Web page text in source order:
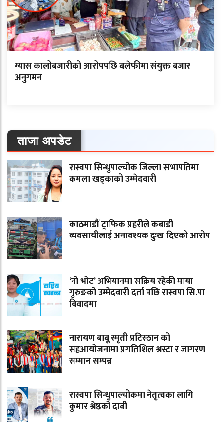
ग्यास कालोबजारीको आरोपपछि बलेफीमा संयुक्त बजार
अनुगमन
ताजा अपडेट
रास्वपा सिन्धुपाल्चोक जिल्ला सभापतिमा
कमला खड्काको उम्मेदवारी
काठमाडौं ट्राफिक प्रहरीले कबाडी
व्यवसायीलाई अनावश्यक दुःख दिएको आरोप
‘नो भोट’ अभियानमा सक्रिय रहेकी माया
गुरुङको उम्मेदवारी दर्ता पछि रास्वपा सि.पा
विवादमा
नारायण बाबू स्मृती प्रटिस्ठान को
सहआयोजनामा प्रगतिशिल श्रस्टा र जागरण
सम्मान सम्पन्न
रास्वपा सिन्धुपाल्चोकमा नेतृत्वका लागि
कुमार श्रेष्ठको दाबी